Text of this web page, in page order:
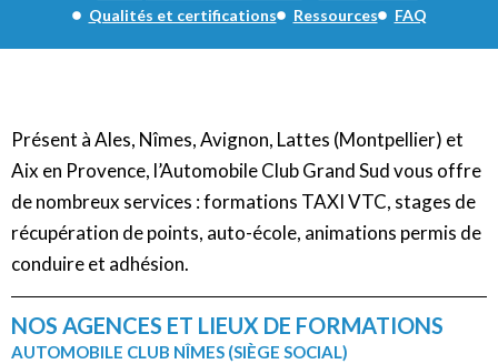
Qualités et certifications
Ressources FAQ
Présent à Ales, Nîmes, Avignon, Lattes (Montpellier) et
Aix en Provence, l’Automobile Club Grand Sud vous offre
de nombreux services : formations TAXI VTC, stages de
récupération de points, auto-école, animations permis de
conduire et adhésion.
NOS AGENCES ET LIEUX DE FORMATIONS
AUTOMOBILE CLUB NÎMES (SIÈGE SOCIAL)